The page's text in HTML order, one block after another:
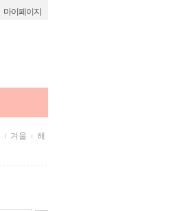
마이페이지
겨울
해